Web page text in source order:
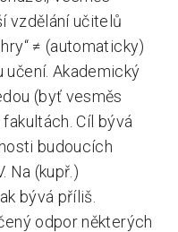
vzdělání učitelů
≠ (automaticky)
Akademický
(byť vesměs
Cíl bývá
budoucích
Na (kupř.)
bývá příliš.
odpor některých